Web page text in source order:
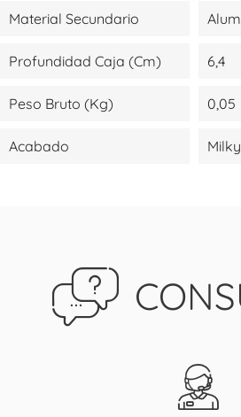
Material Secundario
Profundidad Caja (cm) 6,4
Peso Bruto (kg) 0,05
Acabado Milky